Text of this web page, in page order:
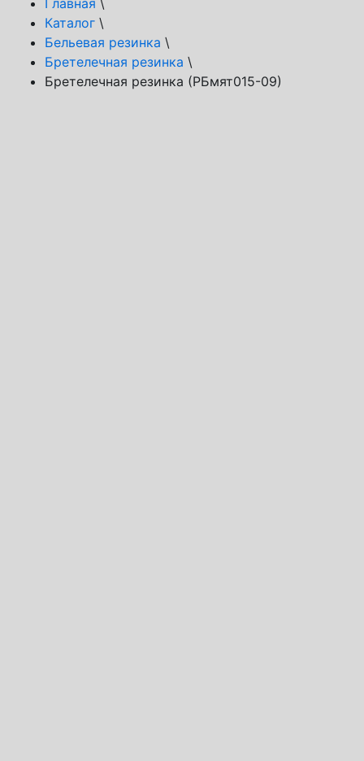
Каталог \
Бельевая резинка \
Бретелечная резинка \
Бретелечная резинка (РБмят015-09)